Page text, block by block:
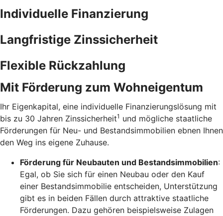
Individuelle Finanzierung
Langfristige Zinssicherheit
Flexible Rückzahlung
Mit Förderung zum Wohneigentum
Ihr Eigenkapital, eine individuelle Finanzierungslösung mit
bis zu 30 Jahren Zinssicherheit1 und mögliche staatliche
Förderungen für Neu- und Bestandsimmobilien ebnen Ihnen
den Weg ins eigene Zuhause.
Förderung für Neubauten und Bestandsimmobilien:
Egal, ob Sie sich für einen Neubau oder den Kauf
einer Bestandsimmobilie entscheiden, Unterstützung
gibt es in beiden Fällen durch attraktive staatliche
Förderungen. Dazu gehören beispielsweise Zulagen